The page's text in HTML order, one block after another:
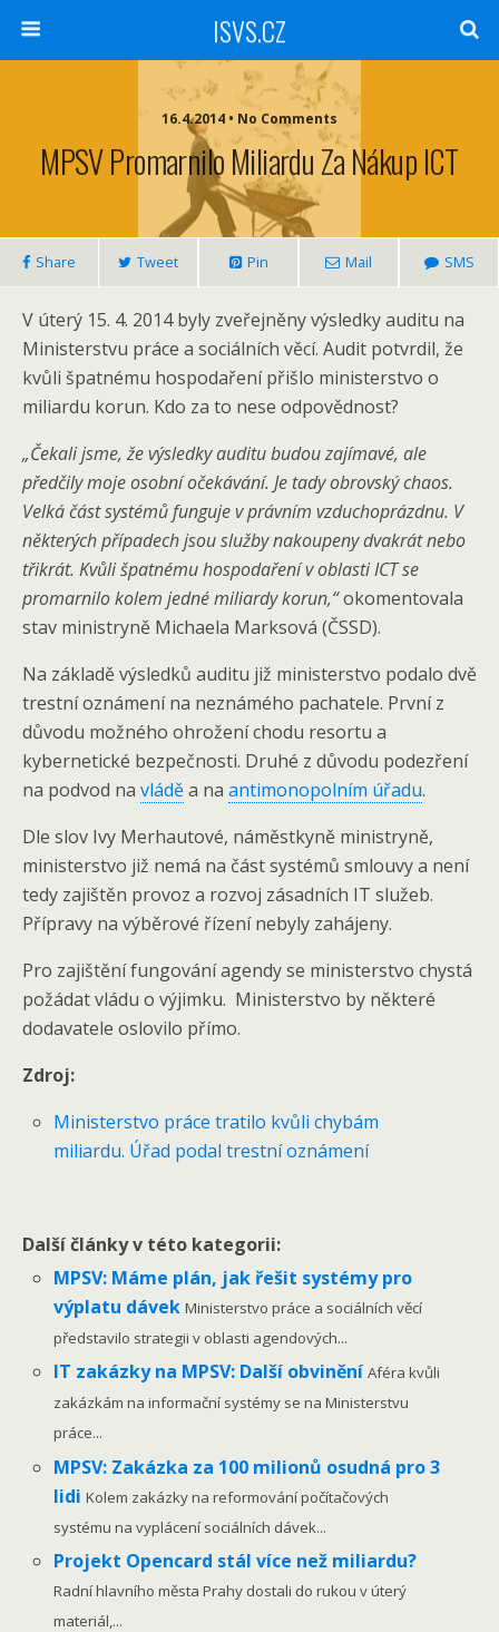
ISVS.CZ
16.4.2014 • No Comments
MPSV Promarnilo Miliardu Za Nákup ICT
Share Tweet Pin Mail SMS
V úterý 15. 4. 2014 byly zveřejněny výsledky auditu na
Ministerstvu práce a sociálních věcí. Audit potvrdil, že
kvůli špatnému hospodaření přišlo ministerstvo o
miliardu korun. Kdo za to nese odpovědnost?
„Čekali jsme, že výsledky auditu budou zajímavé, ale
předčily moje osobní očekávání. Je tady obrovský chaos.
Velká část systémů funguje v právním vzduchoprázdnu. V
některých případech jsou služby nakoupeny dvakrát nebo
třikrát. Kvůli špatnému hospodaření v oblasti ICT se
promarnilo kolem jedné miliardy korun,“okomentovala
stav ministryně Michaela Marksová (ČSSD).
Na základě výsledků auditu již ministerstvo podalo dvě
trestní oznámení na neznámého pachatele. První z
důvodu možného ohrožení chodu resortu a
kybernetické bezpečnosti. Druhé z důvodu podezření
na podvod na vláděa na antimonopolním úřadu.
Dle slov Ivy Merhautové, náměstkyně ministryně,
ministerstvo již nemá na část systémů smlouvy a není
tedy zajištěn provoz a rozvoj zásadních IT služeb.
Přípravy na výběrové řízení nebyly zahájeny.
Pro zajištění fungování agendy se ministerstvo chystá
požádat vládu o výjimku. Ministerstvo by některé
dodavatele oslovilo přímo.
Zdroj:
Ministerstvo práce tratilo kvůli chybám
miliardu. Úřad podal trestní oznámení
Další články v této kategorii:
MPSV: Máme plán, jak řešit systémy pro
výplatu dávekMinisterstvo práce a sociálních věcí
představilo strategii v oblasti agendových...
IT zakázky na MPSV: Další obviněníAféra kvůli
zakázkám na informační systémy se na Ministerstvu
práce...
MPSV: Zakázka za 100 milionů osudná pro 3
lidiKolem zakázky na reformování počítačových
systému na vyplácení sociálních dávek...
Projekt Opencard stál více než miliardu?
Radní hlavního města Prahy dostali do rukou v úterý
materiál,...